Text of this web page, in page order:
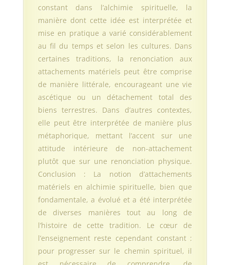
constant dans l’alchimie spirituelle, la
manière dont cette idée est interprétée et
mise en pratique a varié considérablement
au fil du temps et selon les cultures. Dans
certaines traditions, la renonciation aux
attachements matériels peut être comprise
de manière littérale, encourageant une vie
ascétique ou un détachement total des
biens terrestres. Dans d’autres contextes,
elle peut être interprétée de manière plus
métaphorique, mettant l’accent sur une
attitude intérieure de non-attachement
plutôt que sur une renonciation physique.
Conclusion : La notion d’attachements
matériels en alchimie spirituelle, bien que
fondamentale, a évolué et a été interprétée
de diverses manières tout au long de
l’histoire de cette tradition. Le cœur de
l’enseignement reste cependant constant :
pour progresser sur le chemin spirituel, il